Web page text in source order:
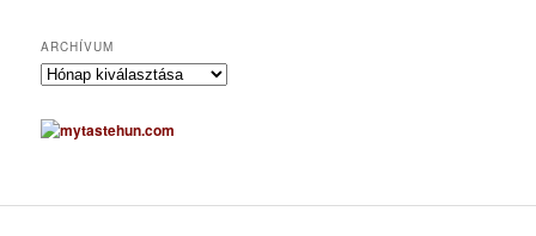
ARCHÍVUM
A
c
h
u